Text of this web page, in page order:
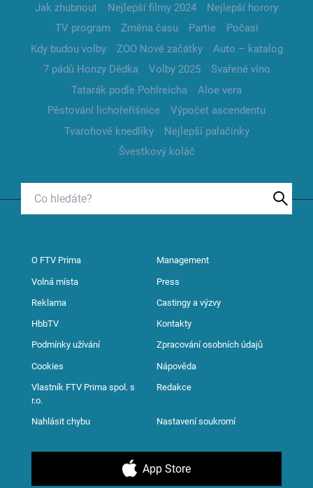
Jak zhubnout Nejlepší filmy 2024
Nejlepší horory
TV program
Změna času Partie
Počasí
Kdy budou volby
ZOO Nové začátky
Auto – katalog
7 pádů Honzy Dědka
Volby 2025
Svařené víno
Tatarák podle Pohlreicha
Aloe vera
Pěstování lichořeřišnice
Výpočet ascendentu
Tvarohové knedlíky
Nejlepší palačinky
Švestkový koláč
O FTV Prima Management
Volná místa Press
Reklama Castingy a výzvy
HbbTV Kontakty
Podmínky užívání Zpracování osobních údajů
Cookies Nápověda
Vlastník FTV Prima spol. s
r.o.
Redakce
Nahlásit chybu Nastavení soukromí
App Store